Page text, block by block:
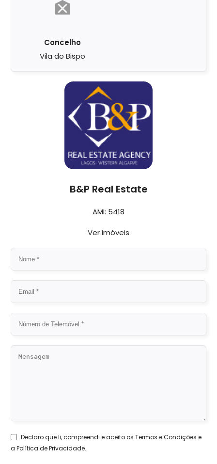
Concelho
Vila do Bispo
B&P Real Estate
AMI: 5418
Ver Imóveis
Declaro que li, compreendi e aceito osTermos e Condições e
aPolítica de Privacidade.